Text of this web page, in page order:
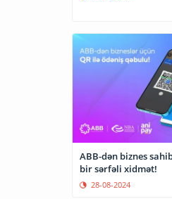
ABB-dən biznes
bir sərfəli xidmət!
28-08-2024